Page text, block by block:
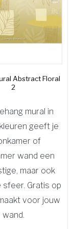
Abstract Floral
2
mural in
geeft je
of
wand een
maar ook
sfeer. Gratis op
voor jouw
wand.